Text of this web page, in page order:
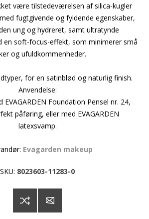
være tilstedeværelsen af silica-kugler
fugtgivende og fyldende egenskaber,
ung og hydreret, samt ultratynde
en soft-focus-effekt, som minimerer små
og ufuldkommenheder.
for en satinblød og naturlig finish.
Anvendelse:
Foundation Pensel nr. 24,
påføring, eller med EVAGARDEN
latexsvamp.
Evagarden makeup
SKU: 8023603-11283-0